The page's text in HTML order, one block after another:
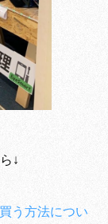
↓
う方法につい